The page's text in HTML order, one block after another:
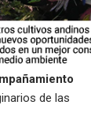
de las